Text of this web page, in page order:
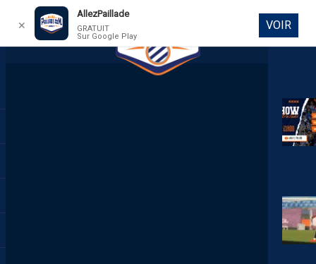
DIRECT
✕
AllezPaillade
GRATUIT
Sur Google Play
VOIR